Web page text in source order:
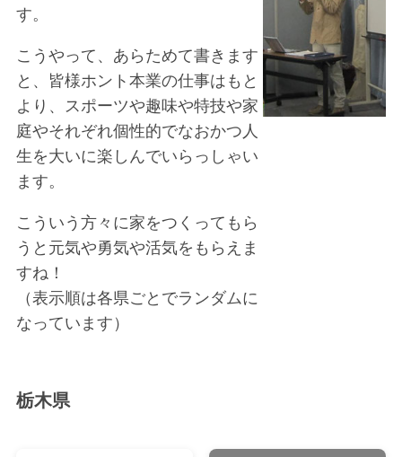
す。
こうやって、あらためて書きます
と、皆様ホント本業の仕事はもと
より、スポーツや趣味や特技や家
庭やそれぞれ個性的でなおかつ人
生を大いに楽しんでいらっしゃい
ます。
こういう方々に家をつくってもら
うと元気や勇気や活気をもらえま
すね！
（表示順は各県ごとでランダムに
なっています）
栃木県